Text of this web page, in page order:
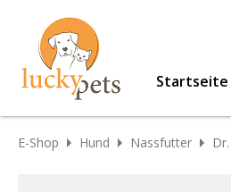
Startseite
E-Shop Hund Nassfutter